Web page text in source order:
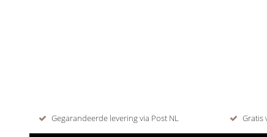
Gegarandeerde levering via Post NL Gratis